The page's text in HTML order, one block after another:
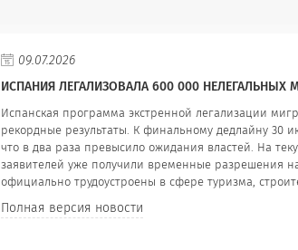
09.07.2026
ИСПАНИЯ ЛЕГАЛИЗОВАЛА 600 000 НЕЛЕГАЛЬНЫХ
Испанская программа экстренной легализации
рекордные результаты. К финальному дедлайну 30
что в два раза превысило ожидания властей. На
заявителей уже получили временные разрешения
официально трудоустроены в сфере туризма,
Полная версия новости